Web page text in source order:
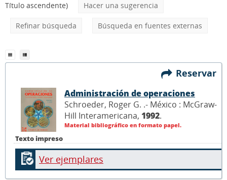
Título ascendente)
Hacer una sugerencia
Refinar búsqueda Búsqueda en fuentes externas
Reservar
Texto impreso
Administración de operaciones
Schroeder, Roger G. .- México : McGraw-
Hill Interamericana, 1992.
Material bibliográfico en formato papel.
Ver ejemplares